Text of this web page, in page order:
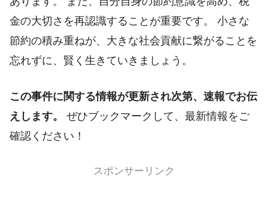
金の大切さを再認識することが重要です。 小さな
節約の積み重ねが、大きな社会貢献に繋がることを
忘れずに、賢く生きていきましょう。
この事件に関する情報が更新され次第、速報でお伝
えします。
ぜひブックマークして、最新情報をご
確認ください！
スポンサーリンク